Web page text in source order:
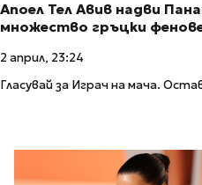
Апоел Тел Авив надви
множество гръцки
2 април, 23:24
Гласувай за Играч на мача.